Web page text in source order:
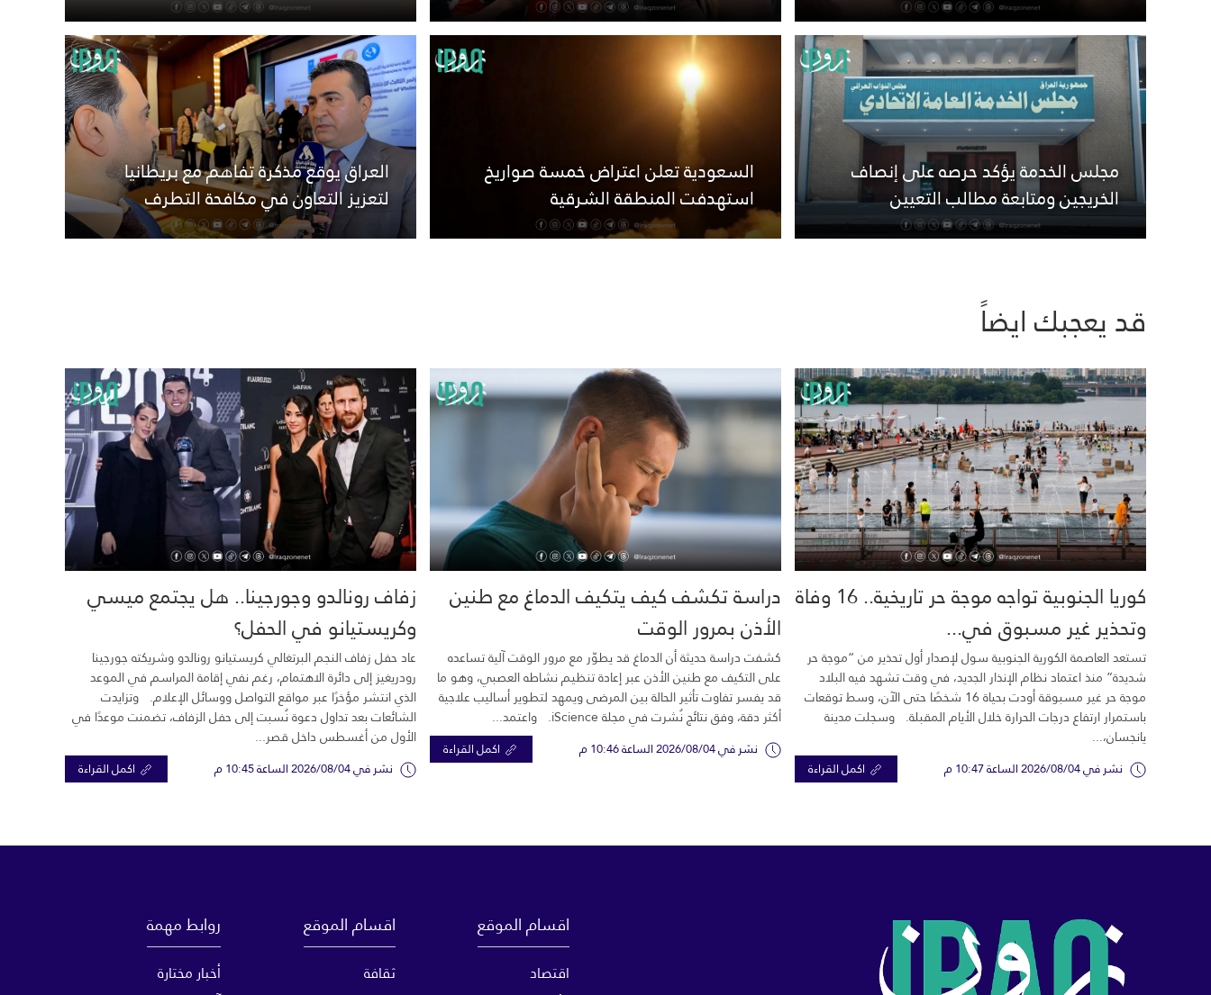
مجلس الخدمة يؤكد حرصه على إنصاف
الخريجين ومتابعة مطالب التعيين
السعودية تعلن اعتراض خمسة صواريخ
استهدفت المنطقة الشرقية
العراق يوقع مذكرة تفاهم مع بريطانيا
لتعزيز التعاون في مكافحة التطرف
قد يعجبك ايضاً
كوريا الجنوبية تواجه موجة حر تاريخية.. 16 وفاة
وتحذير غير مسبوق في...
تستعد العاصمة الكورية الجنوبية سول لإصدار أول تحذير من “موجة حر
شديدة” منذ اعتماد نظام الإنذار الجديد، في وقت تشهد فيه البلاد
موجة حر غير مسبوقة أودت بحياة 16 شخصًا حتى الآن، وسط توقعات
باستمرار ارتفاع درجات الحرارة خلال الأيام المقبلة. وسجلت مدينة
يانجسان،...
نشر في 2026/08/04 الساعة 10:47 م اكمل القراءة
دراسة تكشف كيف يتكيف الدماغ مع طنين
الأذن بمرور الوقت
كشفت دراسة حديثة أن الدماغ قد يطوّر مع مرور الوقت آلية تساعده
على التكيف مع طنين الأذن عبر إعادة تنظيم نشاطه العصبي، وهو ما
قد يفسر تفاوت تأثير الحالة بين المرضى ويمهد لتطوير أساليب علاجية
أكثر دقة، وفق نتائج نُشرت في مجلة iScience. واعتمد...
نشر في 2026/08/04 الساعة 10:46 م اكمل القراءة
زفاف رونالدو وجورجينا.. هل يجتمع ميسي
وكريستيانو في الحفل؟
عاد حفل زفاف النجم البرتغالي كريستيانو رونالدو وشريكته جورجينا
رودريغيز إلى دائرة الاهتمام، رغم نفي إقامة المراسم في الموعد
الذي انتشر مؤخرًا عبر مواقع التواصل ووسائل الإعلام. وتزايدت
الشائعات بعد تداول دعوة نُسبت إلى حفل الزفاف، تضمنت موعدًا في
الأول من أغسطس داخل قصر...
نشر في 2026/08/04 الساعة 10:45 م اكمل القراءة
اقسام الموقع
اقتصاد
اقسام الموقع
ثقافة
روابط مهمة
أخبار مختارة